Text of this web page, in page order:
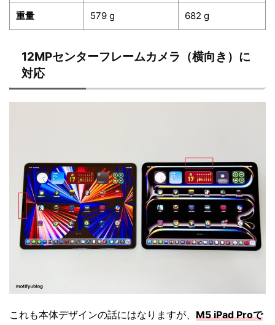
重量 579 g 682 g
12MPセンターフレームカメラ（横向き）に
対応
これも本体デザインの話にはなりますが、 M5 iPad Proで